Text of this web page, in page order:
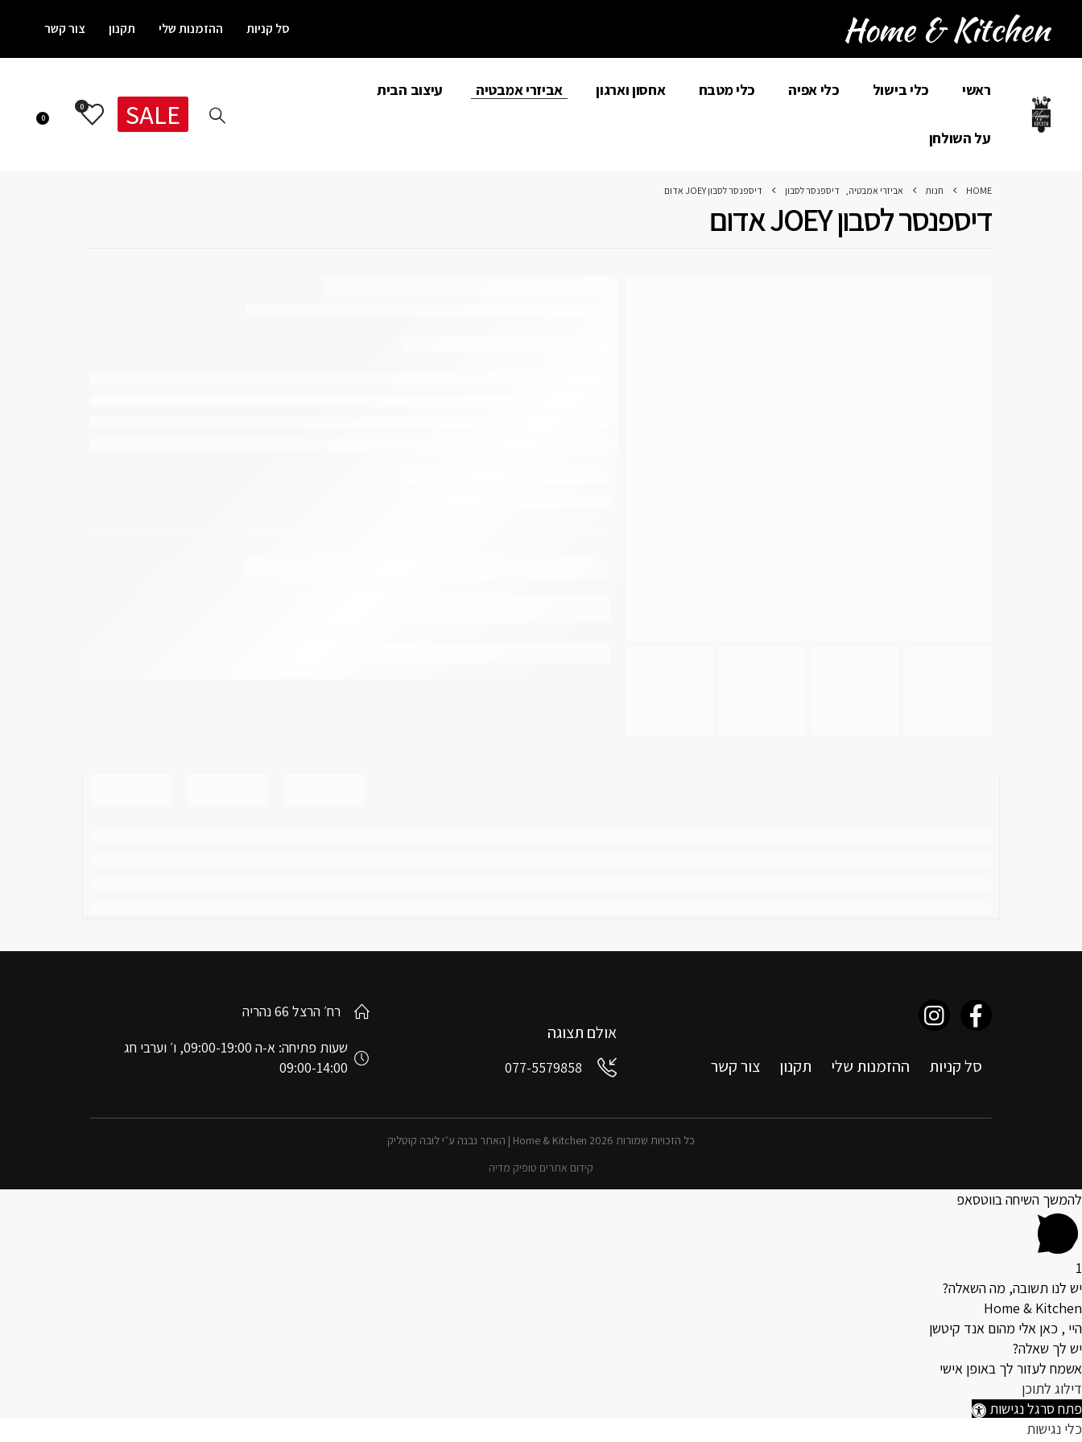
סל קניות ההזמנות שלי תקנון צור קשר
ראשי כלי בישול כלי אפיה כלי מטבח אחסון וארגון אביזרי אמבטיה עיצוב הבית
על השולחן
SALE
0
0
HOME חנות אביזרי אמבטיה, דיספנסר לסבון דיספנסר לסבון JOEY אדום
דיספנסר לסבון JOEY אדום
סל קניות ההזמנות שלי תקנון צור קשר
אולם תצוגה
077-5579858
רח׳ הרצל 66 נהריה
שעות פתיחה: א-ה 09:00-19:00, ו׳ וערבי חג
09:00-14:00
כל הזכויות שמורות 2026 Home & Kitchen | האתר נבנה ע״י לובה קוטליק
קידום אתרים טופיק מדיה
להמשך השיחה בווטסאפ
1
יש לנו תשובה, מה השאלה?
Home & Kitchen
היי , כאן אלי מהום אנד קיטשן
יש לך שאלה?
אשמח לעזור לך באופן אישי
דילוג לתוכן
פתח סרגל נגישות
כלי נגישות